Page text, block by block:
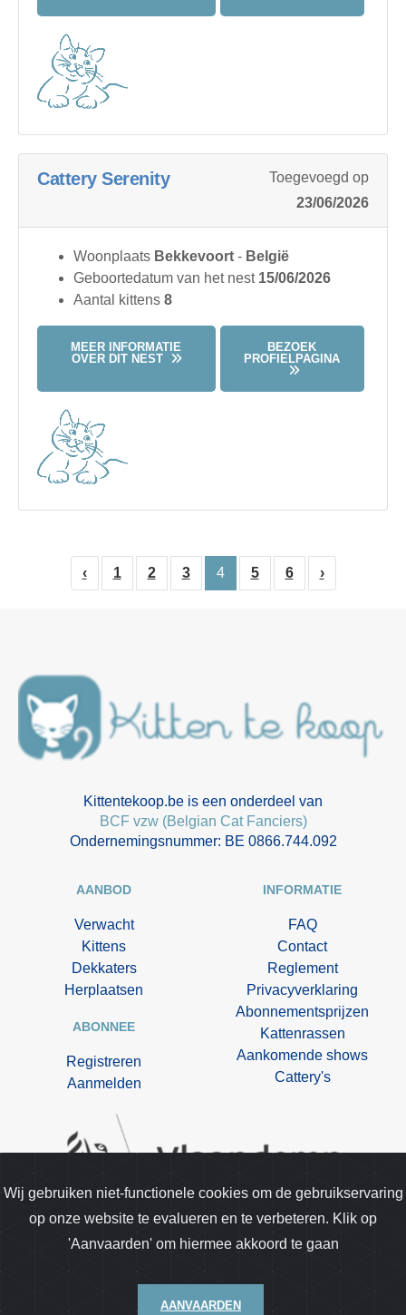
Cattery Serenity
Toegevoegd op
23/06/2026
Woonplaats Bekkevoort - België
Geboortedatum van het nest 15/06/2026
Aantal kittens 8
MEER INFORMATIE
OVER DIT NEST
BEZOEK
PROFIELPAGINA
‹ 1 2 3 4 5 6 ›
Kittentekoop.be is een onderdeel van
BCF vzw (Belgian Cat Fanciers)
Ondernemingsnummer: BE 0866.744.092
AANBOD
Verwacht
Kittens
Dekkaters
Herplaatsen
ABONNEE
Registreren
Aanmelden
INFORMATIE
FAQ
Contact
Reglement
Privacyverklaring
Abonnementsprijzen
Kattenrassen
Aankomende shows
Cattery's
Kittentekoop.be is opgenomen in de lijst van
Wij gebruiken niet-functionele cookies om de gebruikservaring
op onze website te evalueren en te verbeteren. Klik op
'Aanvaarden' om hiermee akkoord te gaan
AANVAARDEN